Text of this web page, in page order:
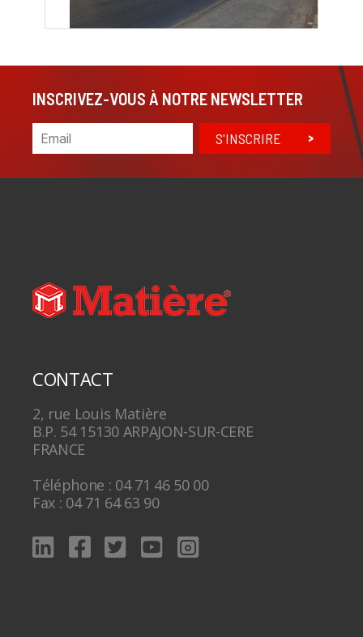
INSCRIVEZ-VOUS À NOTRE NEWSLETTER
S'INSCRIRE
CONTACT
2, rue Louis Matière
B.P. 54 15130 ARPAJON-SUR-CERE
FRANCE
Téléphone : 04 71 46 50 00
Fax : 04 71 64 63 90